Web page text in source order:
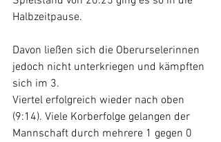
Halbzeitpause.
Davon ließen sich die Oberurselerinnen
jedoch nicht unterkriegen und kämpften
sich im 3.
Viertel erfolgreich wieder nach oben
(9:14). Viele Korberfolge gelangen der
Mannschaft durch mehrere 1 gegen 0